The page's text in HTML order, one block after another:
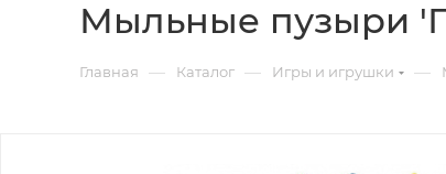
Мыльные пузыри
Главная — Каталог — Игры и игрушки —